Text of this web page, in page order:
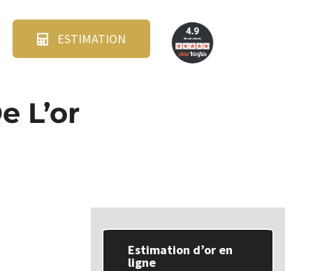
ESTIMATION
L’or
Estimation d’or en
ligne